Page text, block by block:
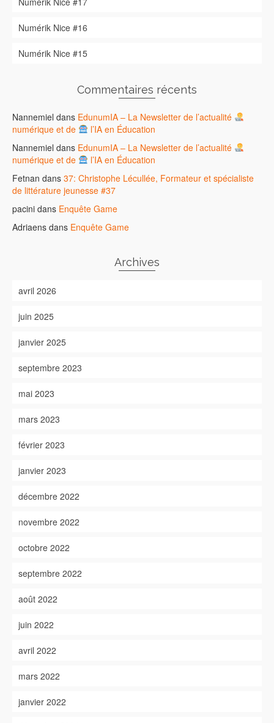
Numérik Nice #16
Numérik Nice #15
Commentaires récents
Nannemiel dans EdunumIA – La Newsletter de l’actualité
numérique et de
l’IA en Éducation
Nannemiel dans EdunumIA – La Newsletter de l’actualité
numérique et de
l’IA en Éducation
Fetnan dans 37: Christophe Lécullée, Formateur et spécialiste
de littérature jeunesse #37
pacini dans Enquête Game
Adriaens dans Enquête Game
Archives
avril 2026
juin 2025
janvier 2025
septembre 2023
mai 2023
mars 2023
février 2023
janvier 2023
décembre 2022
novembre 2022
octobre 2022
septembre 2022
août 2022
juin 2022
avril 2022
mars 2022
janvier 2022